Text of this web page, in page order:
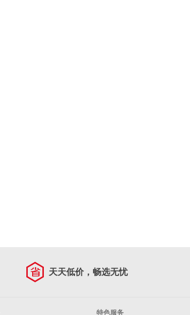
天天低价，畅选无忧
特色服务